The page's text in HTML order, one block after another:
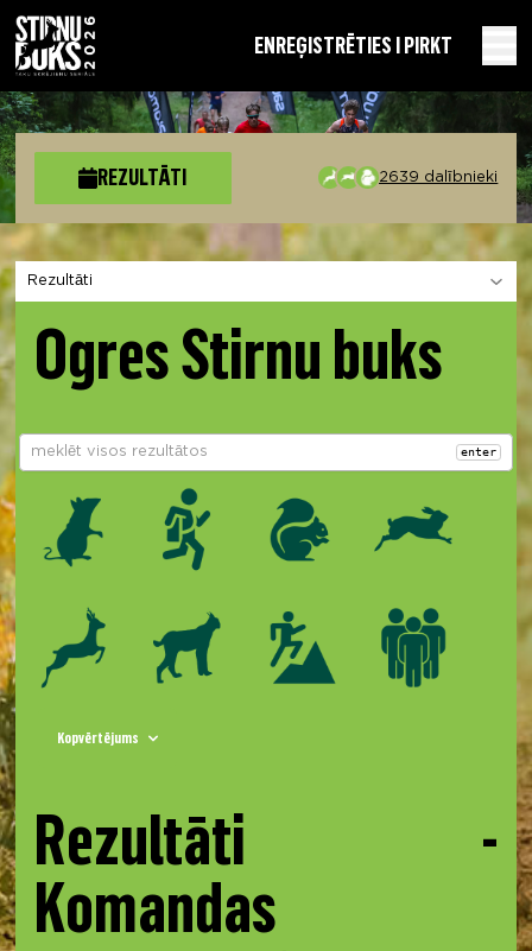
ENREĢISTRĒTIES I PIRKT
REZULTĀTI 2639 dalībnieki
Izvēlies sadaļu
Ogres Stirnu buks
enter
Kopvērtējums
Rezultāti -
Komandas